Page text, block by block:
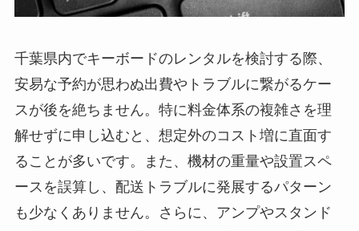
千葉県内でキーボードのレンタルを検討する際、
安易な予約が思わぬ出費やトラブルに繋がるケー
スが後を絶ちません。特に料金体系の複雑さを理
解せずに申し込むと、想定外のコスト増に直面す
ることが多いです。また、機材の重量や設置スペ
ースを誤算し、配送トラブルに発展するパターン
も少なくありません。さらに、アンプやスタンド